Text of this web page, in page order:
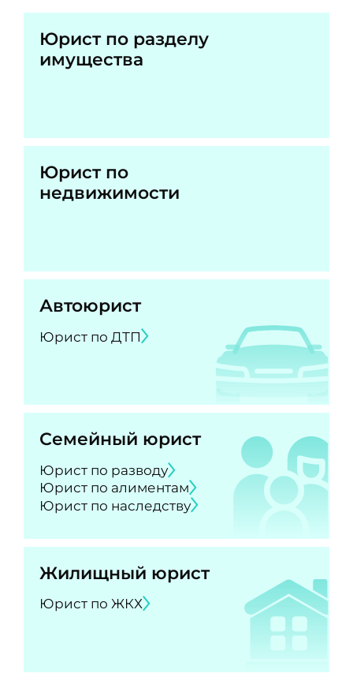
Юрист по разделу
имущества
Юрист по
недвижимости
Автоюрист
Юрист по ДТП
Семейный юрист
Юрист по разводу
Юрист по алиментам
Юрист по наследству
Жилищный юрист
Юрист по ЖКХ